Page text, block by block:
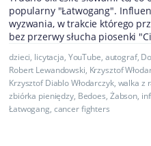
popularny "Łatwogang".
wyzwania, w trakcie którego
bez przerwy słucha piosenki
dzieci, licytacja, YouTube, autograf,
Robert Lewandowski, Krzysztof
Krzysztof Diablo Włodarczyk, walka z
zbiórka pieniędzy, Bedoes, Żabson,
Łatwogang, cancer fighters